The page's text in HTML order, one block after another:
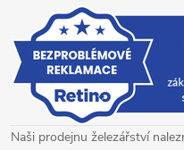
Naši prodejnu železářství